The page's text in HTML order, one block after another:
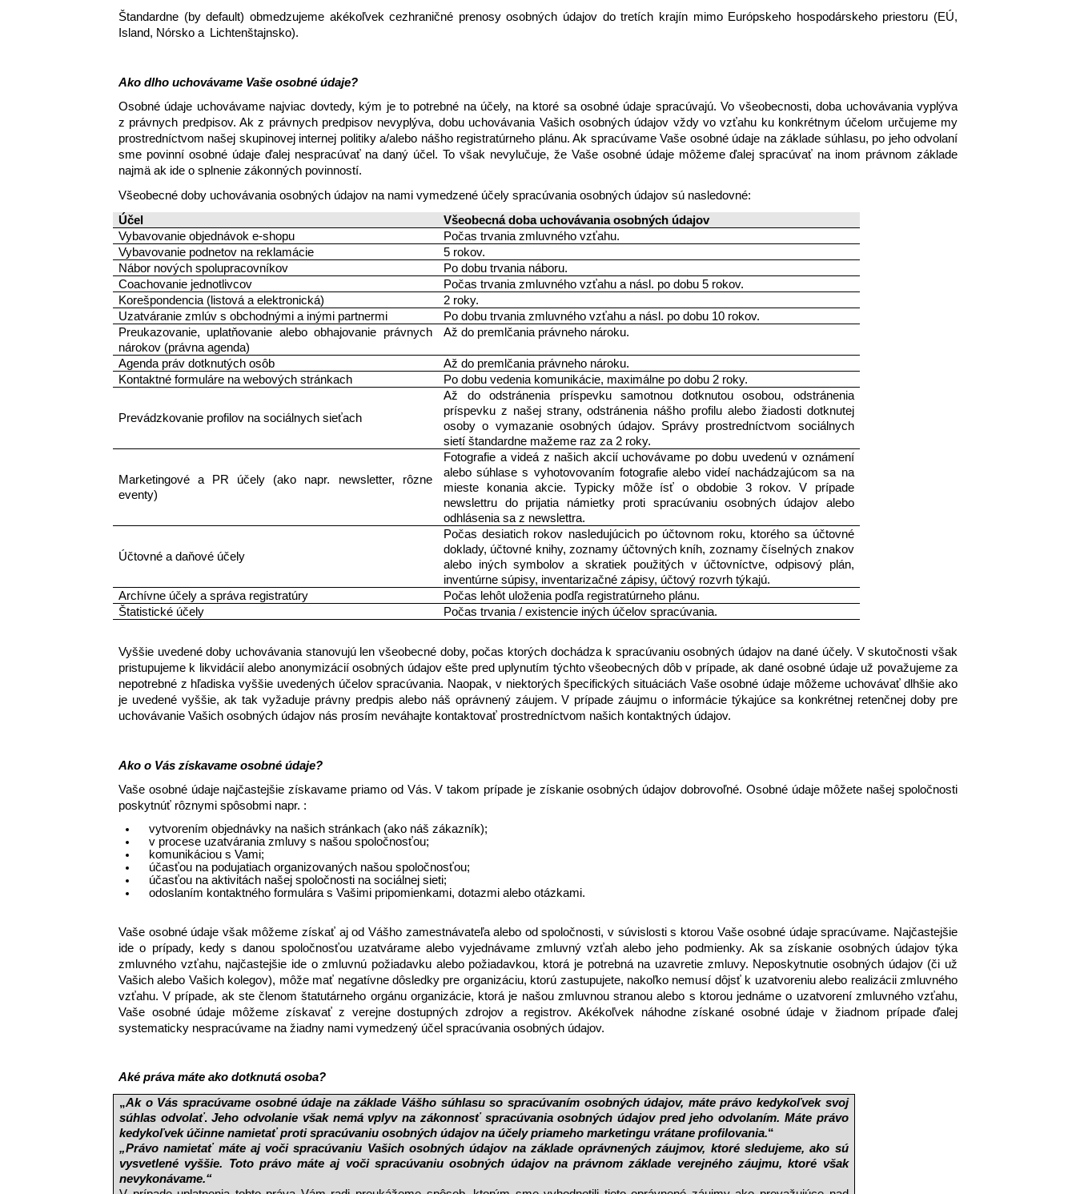
Štandardne (by default) obmedzujeme akékoľvek cezhraničné prenosy osobných údajov do tretích krajín mimo Európskeho hospodárskeho priestoru (EÚ,
Island, Nórsko a  Lichtenštajnsko).
Ako dlho uchovávame Vaše osobné údaje?
Osobné údaje uchovávame najviac dovtedy, kým je to potrebné na účely, na ktoré sa osobné údaje spracúvajú. Vo všeobecnosti, doba uchovávania vyplýva
z právnych predpisov. Ak z právnych predpisov nevyplýva, dobu uchovávania Vašich osobných údajov vždy vo vzťahu ku konkrétnym účelom určujeme my
prostredníctvom našej skupinovej internej politiky a/alebo nášho registratúrneho plánu. Ak spracúvame Vaše osobné údaje na základe súhlasu, po jeho odvolaní
sme povinní osobné údaje ďalej nespracúvať na daný účel. To však nevylučuje, že Vaše osobné údaje môžeme ďalej spracúvať na inom právnom základe
najmä ak ide o splnenie zákonných povinností.
Všeobecné doby uchovávania osobných údajov na nami vymedzené účely spracúvania osobných údajov sú nasledovné:
Účel
Všeobecná doba uchovávania osobných údajov
Vybavovanie objednávok e-shopu
Počas trvania zmluvného vzťahu.
Vybavovanie podnetov na reklamácie
5 rokov.
Nábor nových spolupracovníkov
Po dobu trvania náboru.
Coachovanie jednotlivcov
Počas trvania zmluvného vzťahu a násl. po dobu 5 rokov.
Korešpondencia (listová a elektronická)
2 roky.
Uzatváranie zmlúv s obchodnými a inými partnermi
Po dobu trvania zmluvného vzťahu a násl. po dobu 10 rokov.
Preukazovanie, uplatňovanie alebo obhajovanie právnych
nárokov (právna agenda)
Až do premlčania právneho nároku.
Agenda práv dotknutých osôb
Až do premlčania právneho nároku.
Kontaktné formuláre na webových stránkach
Po dobu vedenia komunikácie, maximálne po dobu 2 roky.
Prevádzkovanie profilov na sociálnych sieťach
Až do odstránenia príspevku samotnou dotknutou osobou, odstránenia
príspevku z našej strany, odstránenia nášho profilu alebo žiadosti dotknutej
osoby o vymazanie osobných údajov. Správy prostredníctvom sociálnych
sietí štandardne mažeme raz za 2 roky.
Marketingové a PR účely (ako napr. newsletter, rôzne
eventy)
Fotografie a videá z našich akcií uchovávame po dobu uvedenú v oznámení
alebo súhlase s vyhotovovaním fotografie alebo videí nachádzajúcom sa na
mieste konania akcie. Typicky môže ísť o obdobie 3 rokov. V prípade
newslettru do prijatia námietky proti spracúvaniu osobných údajov alebo
odhlásenia sa z newslettra.
Účtovné a daňové účely
Počas desiatich rokov nasledujúcich po účtovnom roku, ktorého sa účtovné
doklady, účtovné knihy, zoznamy účtovných kníh, zoznamy číselných znakov
alebo iných symbolov a skratiek použitých v účtovníctve, odpisový plán,
inventúrne súpisy, inventarizačné zápisy, účtový rozvrh týkajú.
Archívne účely a správa registratúry
Počas lehôt uloženia podľa registratúrneho plánu.
Štatistické účely
Počas trvania / existencie iných účelov spracúvania.
Vyššie uvedené doby uchovávania stanovujú len všeobecné doby, počas ktorých dochádza k spracúvaniu osobných údajov na dané účely. V skutočnosti však
pristupujeme k likvidácií alebo anonymizácií osobných údajov ešte pred uplynutím týchto všeobecných dôb v prípade, ak dané osobné údaje už považujeme za
nepotrebné z hľadiska vyššie uvedených účelov spracúvania. Naopak, v niektorých špecifických situáciách Vaše osobné údaje môžeme uchovávať dlhšie ako
je uvedené vyššie, ak tak vyžaduje právny predpis alebo náš oprávnený záujem. V prípade záujmu o informácie týkajúce sa konkrétnej retenčnej doby pre
uchovávanie Vašich osobných údajov nás prosím neváhajte kontaktovať prostredníctvom našich kontaktných údajov.
Ako o Vás získavame osobné údaje?
Vaše osobné údaje najčastejšie získavame priamo od Vás. V takom prípade je získanie osobných údajov dobrovoľné. Osobné údaje môžete našej spoločnosti
poskytnúť rôznymi spôsobmi napr. :
vytvorením objednávky na našich stránkach (ako náš zákazník);
v procese uzatvárania zmluvy s našou spoločnosťou;
komunikáciou s Vami;
účasťou na podujatiach organizovaných našou spoločnosťou;
účasťou na aktivitách našej spoločnosti na sociálnej sieti;
odoslaním kontaktného formulára s Vašimi pripomienkami, dotazmi alebo otázkami.
Vaše osobné údaje však môžeme získať aj od Vášho zamestnávateľa alebo od spoločnosti, v súvislosti s ktorou Vaše osobné údaje spracúvame. Najčastejšie
ide o prípady, kedy s danou spoločnosťou uzatvárame alebo vyjednávame zmluvný vzťah alebo jeho podmienky. Ak sa získanie osobných údajov týka
zmluvného vzťahu, najčastejšie ide o zmluvnú požiadavku alebo požiadavkou, ktorá je potrebná na uzavretie zmluvy. Neposkytnutie osobných údajov (či už
Vašich alebo Vašich kolegov), môže mať negatívne dôsledky pre organizáciu, ktorú zastupujete, nakoľko nemusí dôjsť k uzatvoreniu alebo realizácii zmluvného
vzťahu. V prípade, ak ste členom štatutárneho orgánu organizácie, ktorá je našou zmluvnou stranou alebo s ktorou jednáme o uzatvorení zmluvného vzťahu,
Vaše osobné údaje môžeme získavať z verejne dostupných zdrojov a registrov. Akékoľvek náhodne získané osobné údaje v žiadnom prípade ďalej
systematicky nespracúvame na žiadny nami vymedzený účel spracúvania osobných údajov.
Aké práva máte ako dotknutá osoba?
„Ak o Vás spracúvame osobné údaje na základe Vášho súhlasu so spracúvaním osobných údajov, máte právo kedykoľvek svoj
súhlas odvolať. Jeho odvolanie však nemá vplyv na zákonnosť spracúvania osobných údajov pred jeho odvolaním. Máte právo
kedykoľvek účinne namietať proti spracúvaniu osobných údajov na účely priameho marketingu vrátane profilovania.“
„Právo namietať máte aj voči spracúvaniu Vašich osobných údajov na základe oprávnených záujmov, ktoré sledujeme, ako sú
vysvetlené vyššie. Toto právo máte aj voči spracúvaniu osobných údajov na právnom základe verejného záujmu, ktoré však
nevykonávame.“